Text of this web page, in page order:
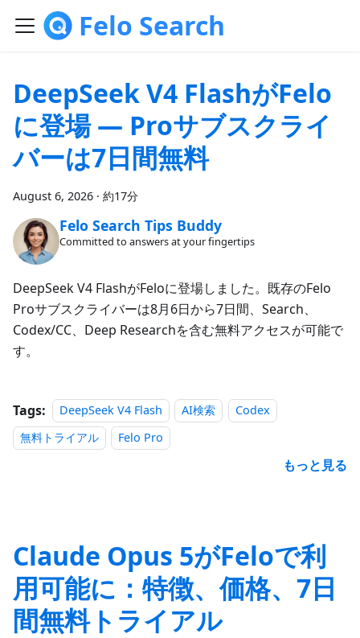
Felo Search
DeepSeek V4 FlashがFelo
に登場 — Proサブスクライ
バーは7日間無料
August 6, 2026 · 約17分
Felo Search Tips Buddy
Committed to answers at your fingertips
DeepSeek V4 FlashがFeloに登場しました。既存のFelo
Proサブスクライバーは8月6日から7日間、Search、
Codex/CC、Deep Researchを含む無料アクセスが可能で
す。
Tags: DeepSeek V4 Flash AI検索
Codex
無料トライアル
Felo Pro
もっと見る
Claude Opus 5がFeloで利
用可能に：特徴、価格、7日
間無料トライアル